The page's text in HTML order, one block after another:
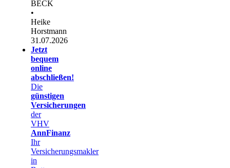
BECK
•
Heike
Horstmann
31.07.2026
Jetzt
bequem
online
abschließen!
Die
günstigen
Versicherungen
der
VHV
AnnFinanz
Ihr
Versicherungsmakler
in